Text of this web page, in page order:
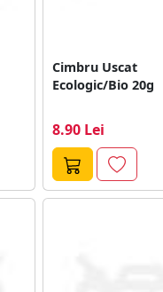
Cimbru Uscat
Ecologic/Bio 20g
8.90 Lei